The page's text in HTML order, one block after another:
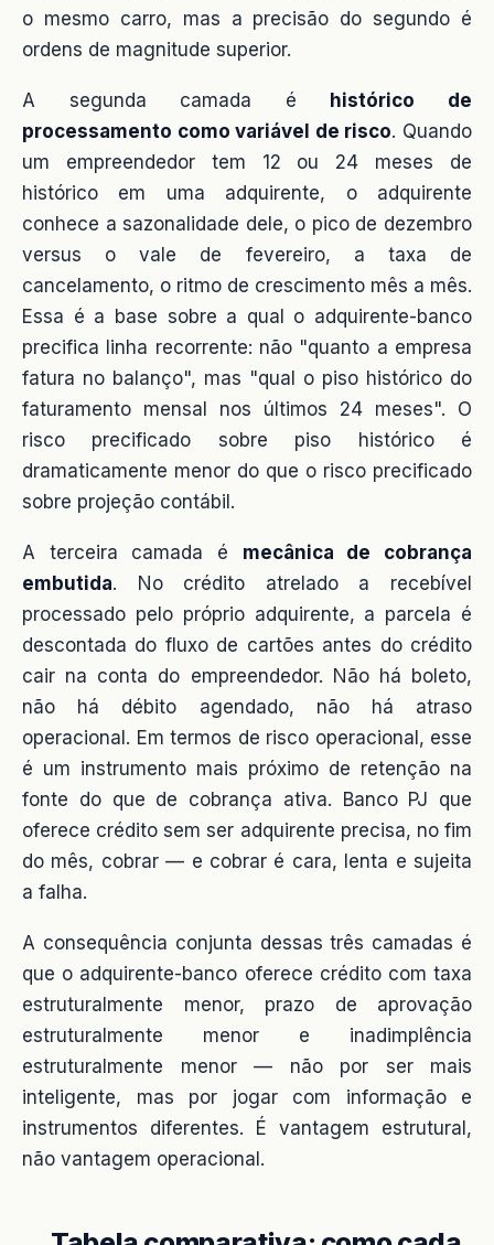
o mesmo carro, mas a precisão do segundo é
ordens de magnitude superior.
A segunda camada é
histórico de
processamento como variável de risco. Quando
um empreendedor tem 12 ou 24 meses de
histórico em uma adquirente, o adquirente
conhece a sazonalidade dele, o pico de dezembro
versus o vale de fevereiro, a taxa de
cancelamento, o ritmo de crescimento mês a mês.
Essa é a base sobre a qual o adquirente-banco
precifica linha recorrente: não "quanto a empresa
fatura no balanço", mas "qual o piso histórico do
faturamento mensal nos últimos 24 meses". O
risco precificado sobre piso histórico é
dramaticamente menor do que o risco precificado
sobre projeção contábil.
A terceira camada é mecânica de cobrança
embutida. No crédito atrelado a recebível
processado pelo próprio adquirente, a parcela é
descontada do fluxo de cartões antes do crédito
cair na conta do empreendedor. Não há boleto,
não há débito agendado, não há atraso
operacional. Em termos de risco operacional, esse
é um instrumento mais próximo de retenção na
fonte do que de cobrança ativa. Banco PJ que
oferece crédito sem ser adquirente precisa, no fim
do mês, cobrar — e cobrar é cara, lenta e sujeita
a falha.
A consequência conjunta dessas três camadas é
que o adquirente-banco oferece crédito com taxa
estruturalmente menor, prazo de aprovação
estruturalmente menor e inadimplência
estruturalmente menor — não por ser mais
inteligente, mas por jogar com informação e
instrumentos diferentes. É vantagem estrutural,
não vantagem operacional.